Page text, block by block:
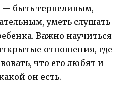
— быть терпеливым,
уметь слушать
Важно научиться
отношения, где
что его любят и
он есть.